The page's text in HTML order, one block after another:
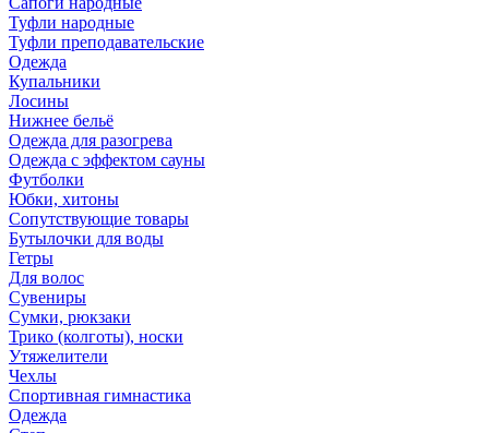
Туфли народные
Туфли преподавательские
Одежда
Купальники
Лосины
Нижнее бельё
Одежда для разогрева
Одежда с эффектом сауны
Футболки
Юбки, хитоны
Сопутствующие товары
Бутылочки для воды
Гетры
Для волос
Сувениры
Сумки, рюкзаки
Трико (колготы), носки
Утяжелители
Чехлы
Спортивная гимнастика
Одежда